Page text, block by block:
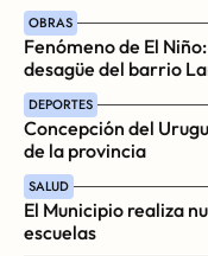
OBRAS
Fenómeno de El
desagüe del barrio
DEPORTES
Concepción del
de la provincia
SALUD
El Municipio realiza
escuelas